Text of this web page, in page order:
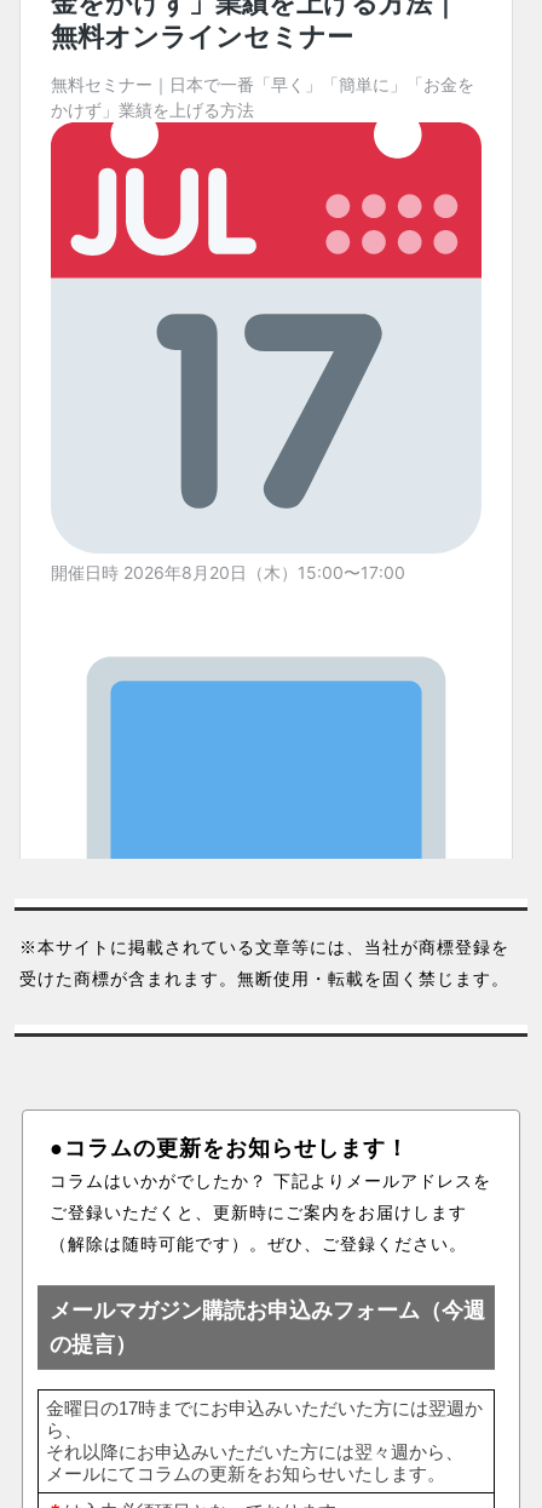
※本サイトに掲載されている文章等には、当社が商標登録を
受けた商標が含まれます。無断使用・転載を固く禁じます。
●コラムの更新をお知らせします！
コラムはいかがでしたか？ 下記よりメールアドレスを
ご登録いただくと、更新時にご案内をお届けします
（解除は随時可能です）。ぜひ、ご登録ください。